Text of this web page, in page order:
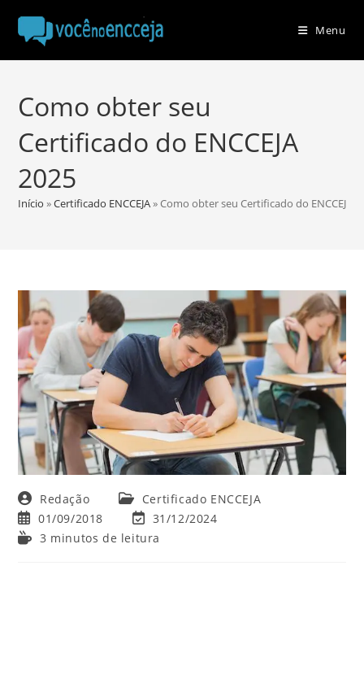
para
Menu
Como obter seu
Certificado do ENCCEJA
2025
Início »Certificado ENCCEJA»Como obter seu Certificado do ENCCEJA
Autor
do
post:
Redação
Categoria
do
post:
Certificado ENCCEJA
Post
publicado:
01/09/2018
Última
modificação
31/12/2024
Tempo3 minutos de leitura